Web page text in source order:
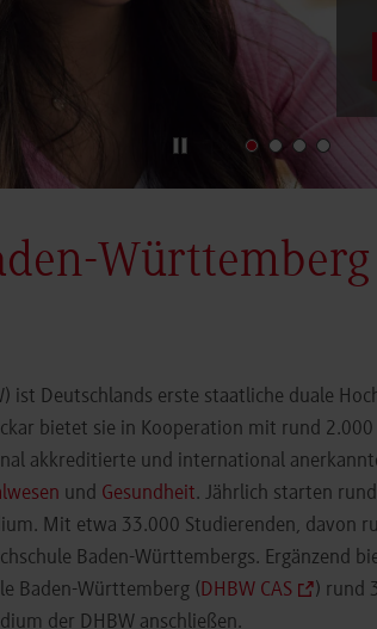
Württemberg
ist Deutschlands erste staatliche duale
bietet sie in Kooperation mit rund 2.000
akkreditierte und international
und Gesundheit. Jährlich starten
Mit etwa 33.000 Studierenden, davon
Baden-Württembergs. Ergänzend
Baden-Württemberg (DHBW CAS
) rund
der DHBW anschließen.